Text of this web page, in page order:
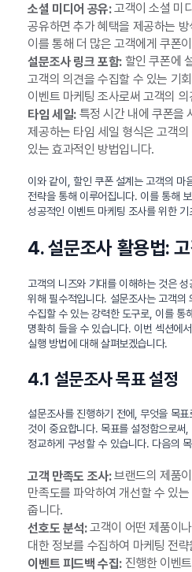
소셜 미디어 공유:고객이 소셜 미
공유하면 추가 혜택을 제공하는
이를 통해 더 많은 고객에게 쿠폰
설문조사 링크 포함:할인 쿠폰에
고객의 의견을 수집할 수 있는 기
이벤트 마케팅 조사로써 고객의
타임 세일:특정 시간 내에 쿠폰을
제공하는 타임 세일 형식은 고객
있는 효과적인 방법입니다.
이와 같이, 할인 쿠폰 설계는 고객의 마
전략을 통해 이루어집니다. 이를 통해
성공적인 이벤트 마케팅 조사를 위한
4. 설문조사 활용법:
고객의 니즈와 기대를 이해하는 것은
위해 필수적입니다. 설문조사는 고객의
수집할 수 있는 강력한 도구로, 이를 통
명확히 들을 수 있습니다. 이번 섹션에
실행 방법에 대해 살펴보겠습니다.
4.1 설문조사 목표 설정
설문조사를 진행하기 전에, 무엇을 목
것이 중요합니다. 목표를 설정함으로써
정교하게 구성할 수 있습니다. 다음의
고객 만족도 조사:브랜드의 제품
만족도를 파악하여 개선할 수 있
줍니다.
선호도 분석:고객이 어떤 제품이
대한 정보를 수집하여 마케팅 전
이벤트 피드백 수집:진행한 이벤